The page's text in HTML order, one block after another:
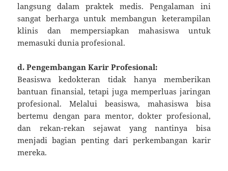
langsung dalam praktek medis. Pengalaman ini
sangat berharga untuk membangun keterampilan
klinis dan mempersiapkan mahasiswa untuk
memasuki dunia profesional.
d. Pengembangan Karir Profesional:
Beasiswa kedokteran tidak hanya memberikan
bantuan finansial, tetapi juga memperluas jaringan
profesional. Melalui beasiswa, mahasiswa bisa
bertemu dengan para mentor, dokter profesional,
dan rekan-rekan sejawat yang nantinya bisa
menjadi bagian penting dari perkembangan karir
mereka.